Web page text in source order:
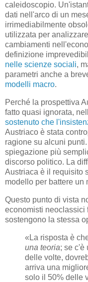
caleidoscopio.
dati nell'arco di un
irrimediabilmente
utilizzata per
cambiamenti
definizione
nelle scienze sociali,
parametri anche a
modelli macro.
Perché la prospettiva
fatto quasi ignorata,
sostenuto che
Austriaco è stata
ragione su alcuni
spiegazione più
discorso politico. La
Austriaca è il requisito
modello per battere un
Questo punto di vista
economisti neoclassici
sostengono la stessa
«La risposta è
una teoria; se c'è
delle volte,
arriva una
solo il 50% delle